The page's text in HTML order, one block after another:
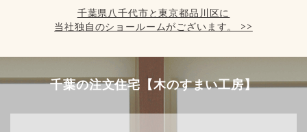
千葉県八千代市と東京都品川区に
当社独自のショールームがございます。 >>
千葉の注文住宅【木のすまい工房】